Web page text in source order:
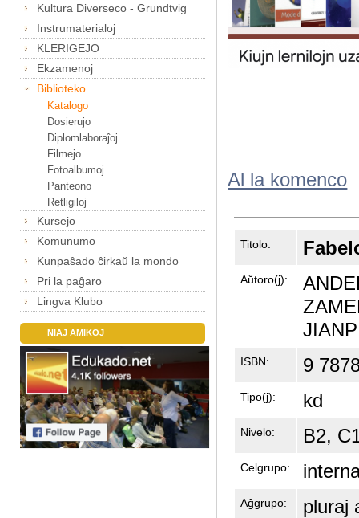
Kultura Diverseco - Grundtvig
Instrumaterialoj
KLERIGEJO
Ekzamenoj
Biblioteko
Katalogo
Dosierujo
Diplomlaboraĵoj
Filmejo
Fotoalbumoj
Panteono
Retligiloj
Kursejo
Komunumo
Kunpaŝado ĉirkaŭ la mondo
Pri la paĝaro
Lingva Klubo
NIAJ AMIKOJ
Al la komenco
Titolo:
Aŭtoro(j):
ISBN: 9
Tipo(j): kd
Nivelo: B2,
Celgrupo:
Aĝgrupo: pluraj